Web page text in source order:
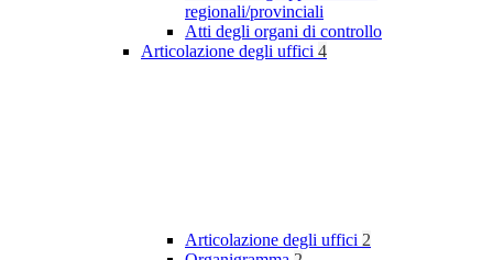
regionali/provinciali
Atti degli organi di controllo
Articolazione degli uffici 4
Articolazione degli uffici 2